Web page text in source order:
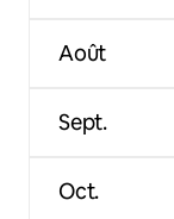
Août
Sept.
Oct.